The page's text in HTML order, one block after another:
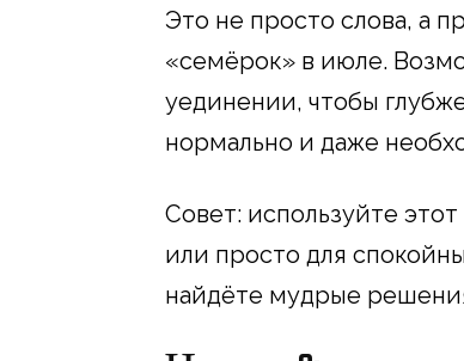
Это не просто слова, а
«семёрок» в июле.
уединении, чтобы
нормально и даже
Совет: используйте
или просто для
найдёте мудрые